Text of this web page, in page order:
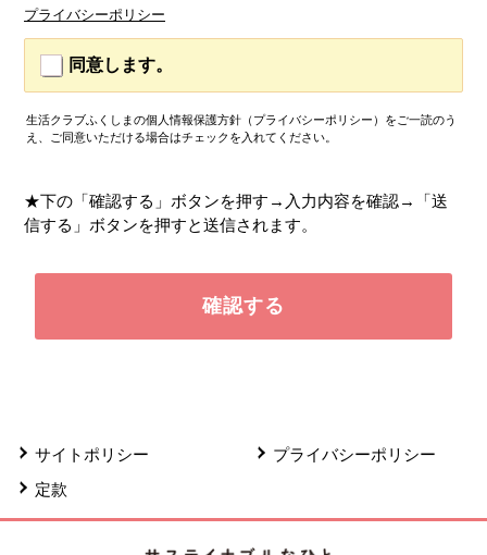
プライバシーポリシー
同意します。
生活クラブふくしまの個人情報保護方針（プライバシーポリシー）をご一読のう
え、ご同意いただける場合はチェックを入れてください。
★下の「確認する」ボタンを押す→入力内容を確認→「送
信する」ボタンを押すと送信されます。
サイトポリシー
プライバシーポリシー
定款